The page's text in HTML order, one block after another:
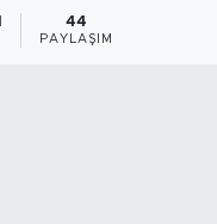
44
PAYLAŞIM